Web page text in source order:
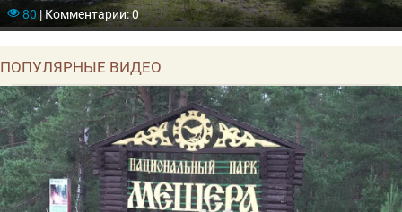
80 |Комментарии: 0
ПОПУЛЯРНЫЕ ВИДЕО